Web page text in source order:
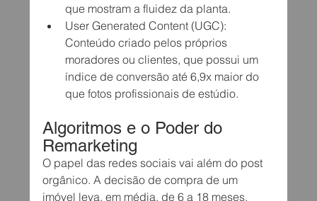
que mostram a fluidez da planta.
User Generated Content (UGC):
Conteúdo criado pelos próprios
moradores ou clientes, que possui um
índice de conversão até 6,9x maior do
que fotos profissionais de estúdio.
Algoritmos e o Poder do
Remarketing
O papel das redes sociais vai além do post
orgânico. A decisão de compra de um
imóvel leva, em média, de 6 a 18 meses.